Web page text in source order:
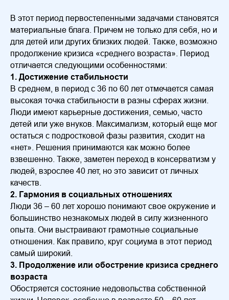
В этот период первостепенными задачами становятся
материальные блага. Причем не только для себя, но и
для детей или других близких людей. Также, возможно
продолжение кризиса «среднего возраста». Период
отличается следующими особенностями:
1. Достижение стабильности
В среднем, в период с 36 по 60 лет отмечается самая
высокая точка стабильности в разны сферах жизни.
Люди имеют карьерные достижения, семью, часто
детей или уже внуков. Максимализм, который еще мог
остаться с подростковой фазы развития, сходит на
«нет». Решения принимаются как можно более
взвешенно. Также, заметен переход в консерватизм у
людей, взрослее 40 лет, но это зависит от личных
качеств.
2. Гармония в социальных отношениях
Люди 36 – 60 лет хорошо понимают свое окружение и
большинство незнакомых людей в силу жизненного
опыта. Они выстраивают грамотные социальные
отношения. Как правило, круг социума в этот период
самый широкий.
3. Продолжение или обострение кризиса среднего
возраста
Обостряется состояние недовольства собственной